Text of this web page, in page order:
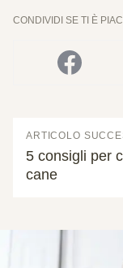
CONDIVIDI SE TI È
ARTICOLO
5 consigli per
cane